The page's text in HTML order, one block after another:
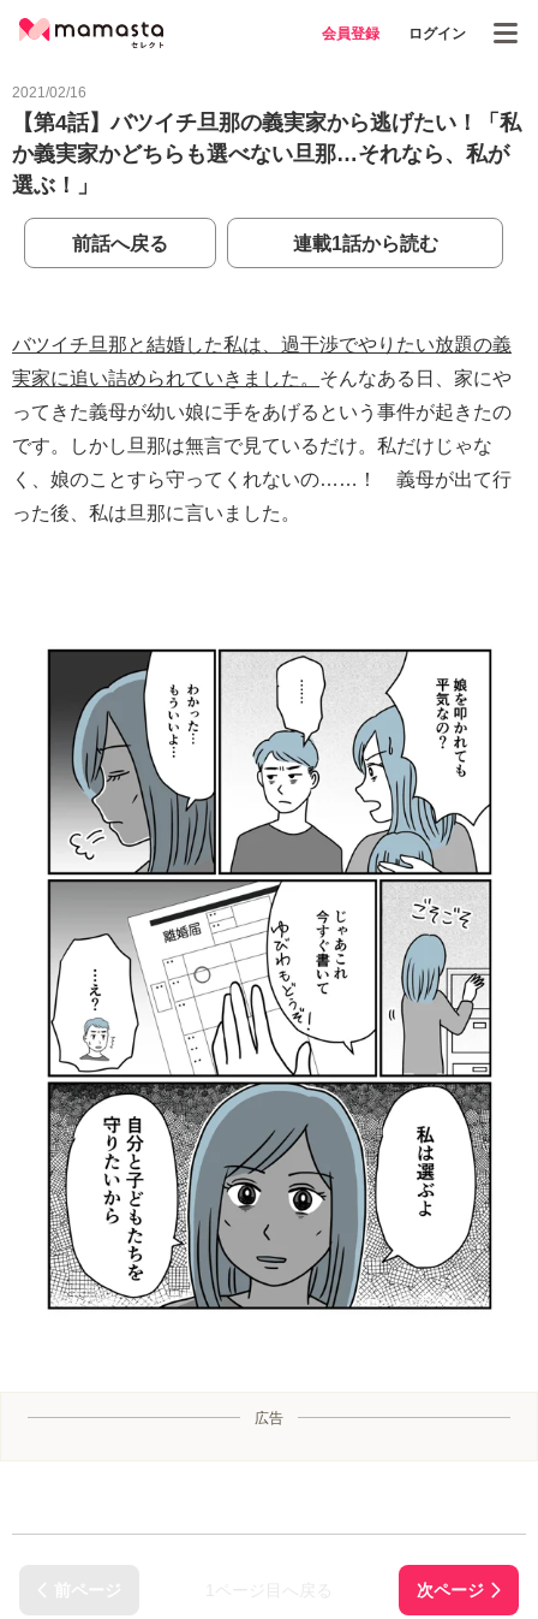
会員登録 ログイン
2021/02/16
【第4話】バツイチ旦那の義実家から逃げたい！「私
か義実家かどちらも選べない旦那…それなら、私が
選ぶ！」
前話へ戻る 連載1話から読む
バツイチ旦那と結婚した私は、過干渉でやりたい放題の義
実家に追い詰められていきました。 そんなある日、家にや
ってきた義母が幼い娘に手をあげるという事件が起きたの
です。しかし旦那は無言で見ているだけ。私だけじゃな
く、娘のことすら守ってくれないの……！ 義母が出て行
った後、私は旦那に言いました。
広告